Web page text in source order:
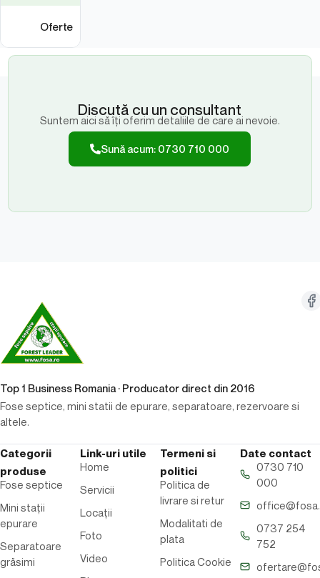
Oferte
Discută cu un consultant
Suntem aici să îți oferim detaliile de care ai nevoie.
Sună acum: 0730 710 000
Top 1 Business Romania · Producator direct din 2016
Fose septice, mini statii de epurare, separatoare, rezervoare si
altele.
Categorii
produse
Fose septice
Mini stații
epurare
Separatoare
grăsimi
Link-uri utile
Home
Servicii
Locații
Foto
Video
Termeni si
politici
Politica de
livrare si retur
Modalitati de
plata
Politica Cookie
Date contact
0730 710
000
0737 254
752